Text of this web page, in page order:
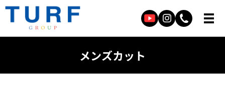
メンズカット